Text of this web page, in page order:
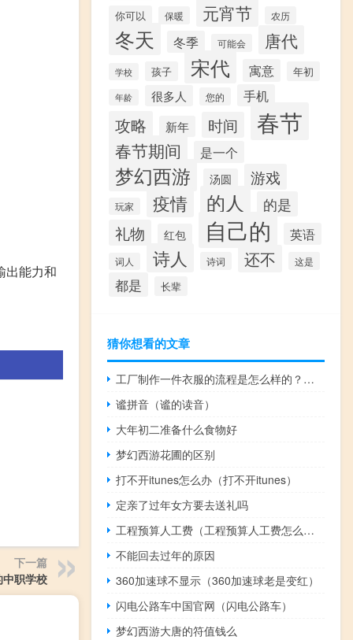
出能力和
下一篇
职学校
你可以 保暖 元宵节 农历
冬天 冬季 可能会 唐代
学校 孩子 宋代 寓意 年初
年龄 很多人 您的 手机
攻略 新年 时间 春节
春节期间 是一个
梦幻西游 汤圆 游戏
玩家 疫情 的人 的是
礼物 红包 自己的 英语
词人 诗人 诗词 还不 这是
都是 长辈
猜你想看的文章
工厂制作一件衣服的流程是怎么样的？如何设计爆款衣服？
谧拼音（谧的读音）
大年初二准备什么食物好
梦幻西游花圃的区别
打不开itunes怎么办（打不开itunes）
定亲了过年女方要去送礼吗
工程预算人工费（工程预算人工费怎么算）
不能回去过年的原因
360加速球不显示（360加速球老是变红）
闪电公路车中国官网（闪电公路车）
梦幻西游大唐的符值钱么